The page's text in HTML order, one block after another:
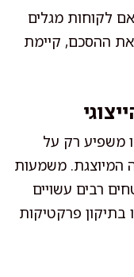
אם לקוחות מגלים
את ההסכם, קיימת
משפיע רק על
המיוצגת. משמעות
רבים עשויים
פרקטיקות